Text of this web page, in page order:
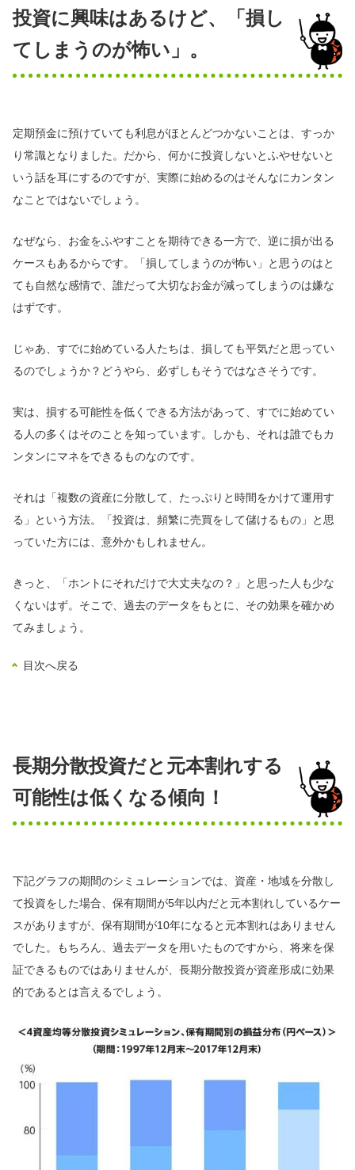
投資に興味はあるけど、「損し
てしまうのが怖い」。
定期預金に預けていても利息がほとんどつかないことは、すっか
り常識となりました。だから、何かに投資しないとふやせないと
いう話を耳にするのですが、実際に始めるのはそんなにカンタン
なことではないでしょう。
なぜなら、お金をふやすことを期待できる一方で、逆に損が出る
ケースもあるからです。「損してしまうのが怖い」と思うのはと
ても自然な感情で、誰だって大切なお金が減ってしまうのは嫌な
はずです。
じゃあ、すでに始めている人たちは、損しても平気だと思ってい
るのでしょうか？どうやら、必ずしもそうではなさそうです。
実は、損する可能性を低くできる方法があって、すでに始めてい
る人の多くはそのことを知っています。しかも、それは誰でもカ
ンタンにマネをできるものなのです。
それは「複数の資産に分散して、たっぷりと時間をかけて運用す
る」という方法。「投資は、頻繁に売買をして儲けるもの」と思
っていた方には、意外かもしれません。
きっと、「ホントにそれだけで大丈夫なの？」と思った人も少な
くないはず。そこで、過去のデータをもとに、その効果を確かめ
てみましょう。
目次へ戻る
長期分散投資だと元本割れする
可能性は低くなる傾向！
下記グラフの期間のシミュレーションでは、資産・地域を分散し
て投資をした場合、保有期間が5年以内だと元本割れしているケー
スがありますが、保有期間が10年になると元本割れはありません
でした。もちろん、過去データを用いたものですから、将来を保
証できるものではありませんが、長期分散投資が資産形成に効果
的であるとは言えるでしょう。